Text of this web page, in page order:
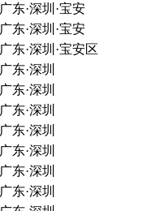
广东·深圳·宝安
广东·深圳·宝安
广东·深圳·宝安区
广东·深圳
广东·深圳
广东·深圳
广东·深圳
广东·深圳
广东·深圳
广东·深圳